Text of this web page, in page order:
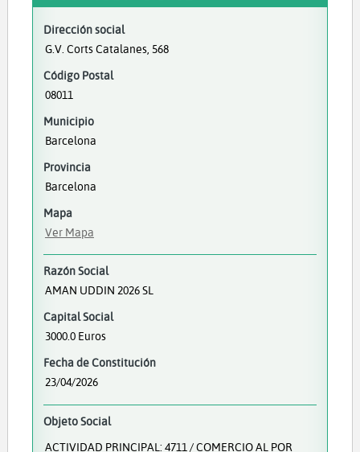
Dirección social
G.V. Corts Catalanes, 568
Código Postal
08011
Municipio
Barcelona
Provincia
Barcelona
Mapa
Ver Mapa
Razón Social
AMAN UDDIN 2026 SL
Capital Social
3000.0 Euros
Fecha de Constitución
23/04/2026
Objeto Social
ACTIVIDAD PRINCIPAL: 4711 / COMERCIO AL POR